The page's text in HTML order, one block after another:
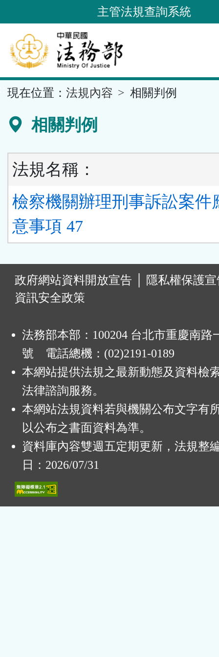
到
要
內
容
區
主管法規查詢系統
現在位置： 法規內容 相關判例
相關判例
法規名稱：
檢察機關辦理刑事訴訟案件
意事項 47
政府網站資料開放宣告
隱私權保護
資訊安全政策
法務部本部：100204 台北市重慶南路
號 電話總機：(02)2191-0189
本網站提供法規之最新動態及資料檢
法律諮詢服務。
本網站法規資料若與機關公布文字有
以公布之書面資料為準。
資料庫內容雙週五定期更新，法規整
日：2026/07/31